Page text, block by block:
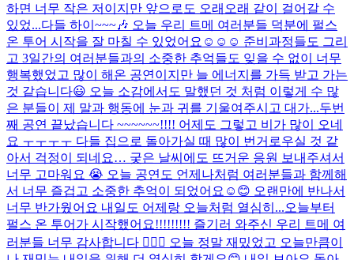
하면 너무 작은 저이지만 앞으로도 오래오래 같이 걸어갈 수
있었...다들 하이~~~🎶 오늘 우리 트메 여러분들 덕분에 펄스
온 투어 시작을 잘 마칠 수 있었어요☺️☺️☺️ 준비과정들도 그리
고 3일간의 여러분들과의 소중한 추억들도 잊을 수 없이 너무
행복했었고 많이 해온 공연이지만 늘 에너지를 가득 받고 가는
것 같습니다😃 오늘 소감에서도 말했던 것 처럼 이렇게 수 많
은 분들이 제 말과 행동에 눈과 귀를 기울여주시고 대가...두번
째 공연 끝났습니다 ~~~~~~!!!! 어제도 그렇고 비가 많이 오네
요 ㅜㅜㅜㅜ 다들 집으로 돌아가실 때 많이 번거로우실 것 같
아서 걱정이 되네요… 궂은 날씨에도 뜨거운 응원 보내주셔서
너무 고마워요 😭 오늘 공연도 언제나처럼 여러분들과 함께해
서 너무 즐겁고 소중한 추억이 되었어요☺️😊 오랜만에 반나서
너무 반가웠어요 내일도 어제랑 오늘처럼 열심히...오늘부터
펄스 온 투어가 시작했어요!!!!!!!!! 즐기러 와주신 우리 트메 여
러분들 너무 감사합니다 🙇🏻‍♂️ 오늘 정말 재밌었고 오늘만큼이